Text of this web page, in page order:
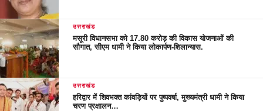
उत्तराखंड
मसूरी विधानसभा को 17.80 करोड़ की विकास योजनाओं की
सौगात, सीएम धामी ने किया लोकार्पण-शिलान्यास.
उत्तराखंड
हरिद्वार में शिवभक्त कांवड़ियों पर पुष्पवर्षा, मुख्यमंत्री धामी ने किया
चरण प्रक्षालन…